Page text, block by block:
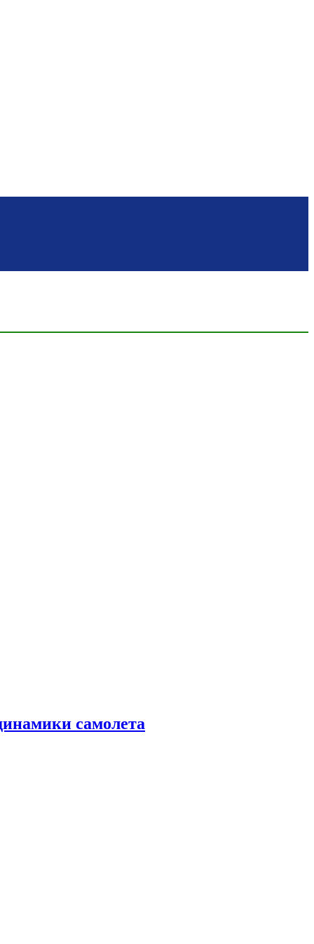
самолета